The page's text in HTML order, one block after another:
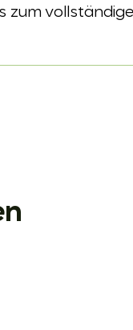
zum